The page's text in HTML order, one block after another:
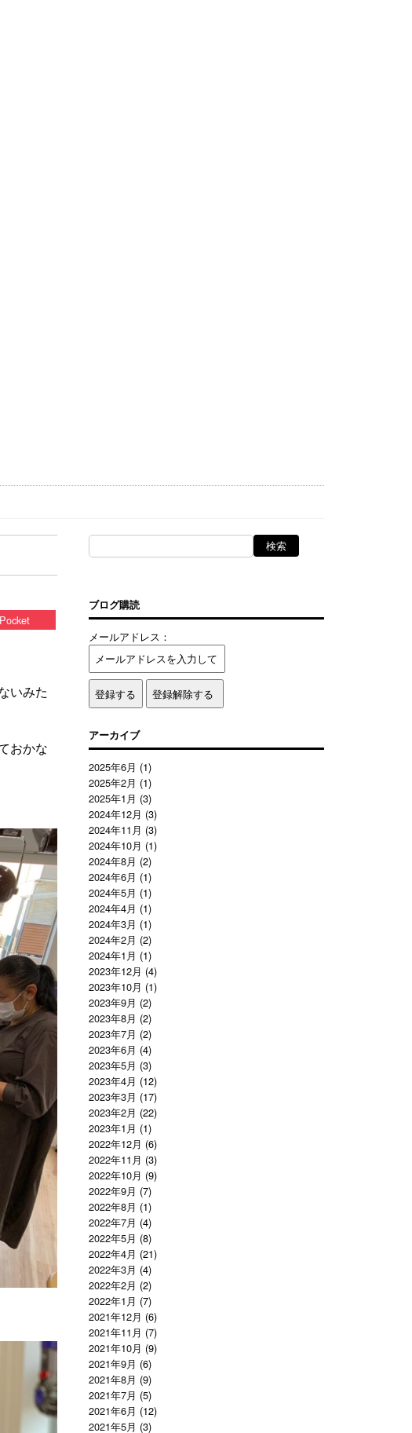
Pocket
いみた
おかな
ブログ購読
メールアドレス：
アーカイブ
2025年6月 (1)
2025年2月 (1)
2025年1月 (3)
2024年12月 (3)
2024年11月 (3)
2024年10月 (1)
2024年8月 (2)
2024年6月 (1)
2024年5月 (1)
2024年4月 (1)
2024年3月 (1)
2024年2月 (2)
2024年1月 (1)
2023年12月 (4)
2023年10月 (1)
2023年9月 (2)
2023年8月 (2)
2023年7月 (2)
2023年6月 (4)
2023年5月 (3)
2023年4月 (12)
2023年3月 (17)
2023年2月 (22)
2023年1月 (1)
2022年12月 (6)
2022年11月 (3)
2022年10月 (9)
2022年9月 (7)
2022年8月 (1)
2022年7月 (4)
2022年5月 (8)
2022年4月 (21)
2022年3月 (4)
2022年2月 (2)
2022年1月 (7)
2021年12月 (6)
2021年11月 (7)
2021年10月 (9)
2021年9月 (6)
2021年8月 (9)
2021年7月 (5)
2021年6月 (12)
2021年5月 (3)